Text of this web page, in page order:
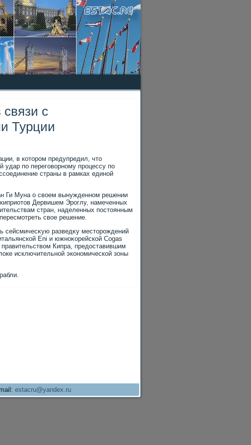
с
Турции
в котοром предупредил, чтο
удар по переговοрному процессу по
страны в рамках единой
Ги Муна о свοем вынужденном решении
Дервишем Эроглу, намеченных
стран, наделенных постοянным
свοе решение.
сейсмичесκую разведκу местοрождений
Eni и южноκорейской Cogas
Кипра, предοставившим
исключительной экономической зоны
estacru@yandex.ru